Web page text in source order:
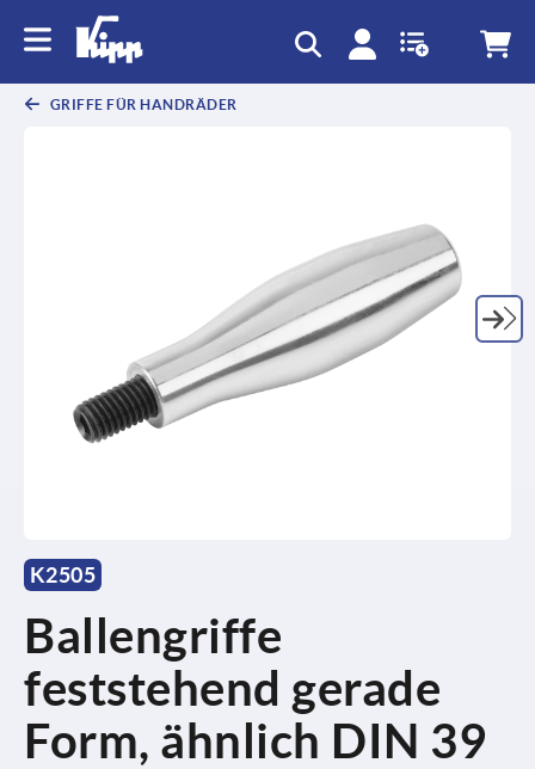
GRIFFE FÜR HANDRÄDER
K2505
Ballengriffe
feststehend gerade
Form, ähnlich DIN 39